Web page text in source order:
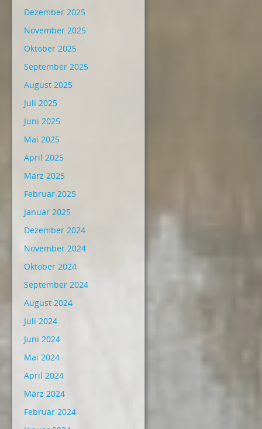
Dezember 2025
November 2025
Oktober 2025
September 2025
August 2025
Juli 2025
Juni 2025
Mai 2025
April 2025
März 2025
Februar 2025
Januar 2025
Dezember 2024
November 2024
Oktober 2024
September 2024
August 2024
Juli 2024
Juni 2024
Mai 2024
April 2024
März 2024
Februar 2024